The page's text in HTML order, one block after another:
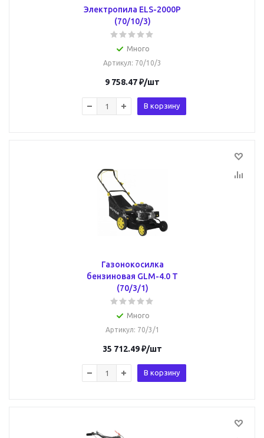
Электропила ELS-2000P
(70/10/3)
Много
Артикул: 70/10/3
9 758.47₽/шт
В корзину
Газонокосилка
бензиновая GLM-4.0 T
(70/3/1)
Много
Артикул: 70/3/1
35 712.49₽/шт
В корзину